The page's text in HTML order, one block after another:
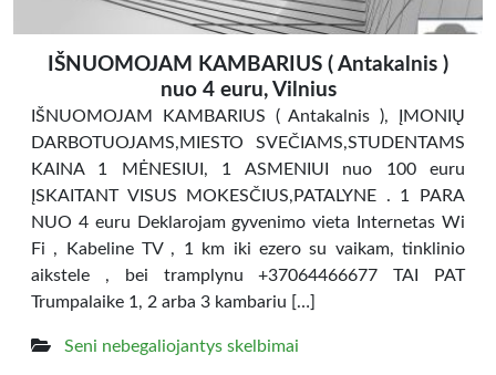
IŠNUOMOJAM KAMBARIUS ( Antakalnis )
nuo 4 euru, Vilnius
IŠNUOMOJAM KAMBARIUS ( Antakalnis ), ĮMONIŲ
DARBOTUOJAMS,MIESTO SVEČIAMS,STUDENTAMS
KAINA 1 MĖNESIUI, 1 ASMENIUI nuo 100 euru
ĮSKAITANT VISUS MOKESČIUS,PATALYNE . 1 PARA
NUO 4 euru Deklarojam gyvenimo vieta Internetas Wi
Fi , Kabeline TV , 1 km iki ezero su vaikam, tinklinio
aikstele , bei tramplynu +37064466677 TAI PAT
Trumpalaike 1, 2 arba 3 kambariu […]
Seni nebegaliojantys skelbimai